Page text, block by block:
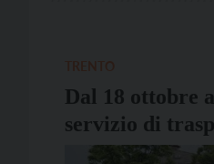
Dal 18 ottobre
servizio di
chiamata